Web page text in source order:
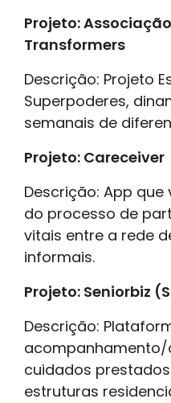
Projeto:
Transformers
Descrição: Projeto
Superpoderes,
semanais de
Projeto: Careceiver
Descrição: App
do processo de
vitais entre a rede
informais.
Projeto: Seniorbiz
Descrição:
cuidados
estruturas